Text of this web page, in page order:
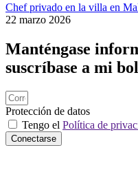
Chef privado en la villa en
22 marzo 2026
Manténgase
suscríbase a mi
Protección de datos
Tengo el Política de
Conectarse